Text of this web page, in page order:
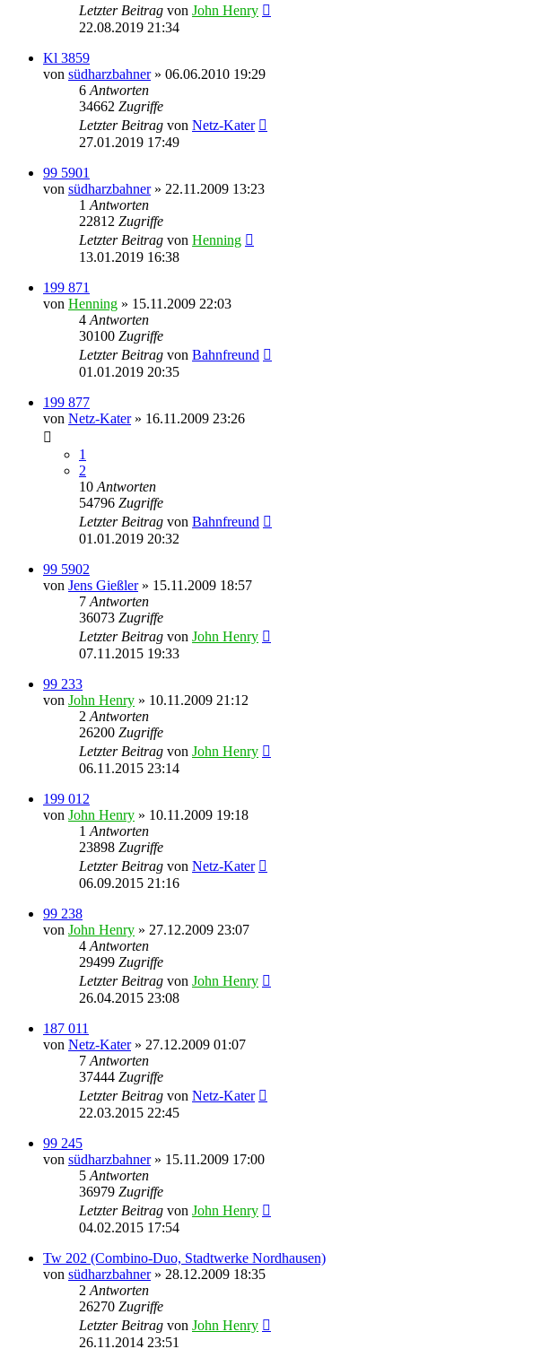
Letzter Beitrag von John Henry
22.08.2019 21:34
Kl 3859
von südharzbahner» 06.06.2010 19:29
6 Antworten
34662 Zugriffe
Letzter Beitrag von Netz-Kater
27.01.2019 17:49
99 5901
von südharzbahner» 22.11.2009 13:23
1 Antworten
22812 Zugriffe
Letzter Beitrag von Henning
13.01.2019 16:38
199 871
von Henning » 15.11.2009 22:03
4 Antworten
30100 Zugriffe
Letzter Beitrag von Bahnfreund
01.01.2019 20:35
199 877
von Netz-Kater» 16.11.2009 23:26
1
2
10 Antworten
54796 Zugriffe
Letzter Beitrag von Bahnfreund
01.01.2019 20:32
99 5902
von Jens Gießler» 15.11.2009 18:57
7 Antworten
36073 Zugriffe
Letzter Beitrag von John Henry
07.11.2015 19:33
99 233
von John Henry » 10.11.2009 21:12
2 Antworten
26200 Zugriffe
Letzter Beitrag von John Henry
06.11.2015 23:14
199 012
von John Henry » 10.11.2009 19:18
1 Antworten
23898 Zugriffe
Letzter Beitrag von Netz-Kater
06.09.2015 21:16
99 238
von John Henry » 27.12.2009 23:07
4 Antworten
29499 Zugriffe
Letzter Beitrag von John Henry
26.04.2015 23:08
187 011
von Netz-Kater» 27.12.2009 01:07
7 Antworten
37444 Zugriffe
Letzter Beitrag von Netz-Kater
22.03.2015 22:45
99 245
von südharzbahner» 15.11.2009 17:00
5 Antworten
36979 Zugriffe
Letzter Beitrag von John Henry
04.02.2015 17:54
Tw 202 (Combino-Duo, Stadtwerke Nordhausen)
von südharzbahner» 28.12.2009 18:35
2 Antworten
26270 Zugriffe
Letzter Beitrag von John Henry
26.11.2014 23:51